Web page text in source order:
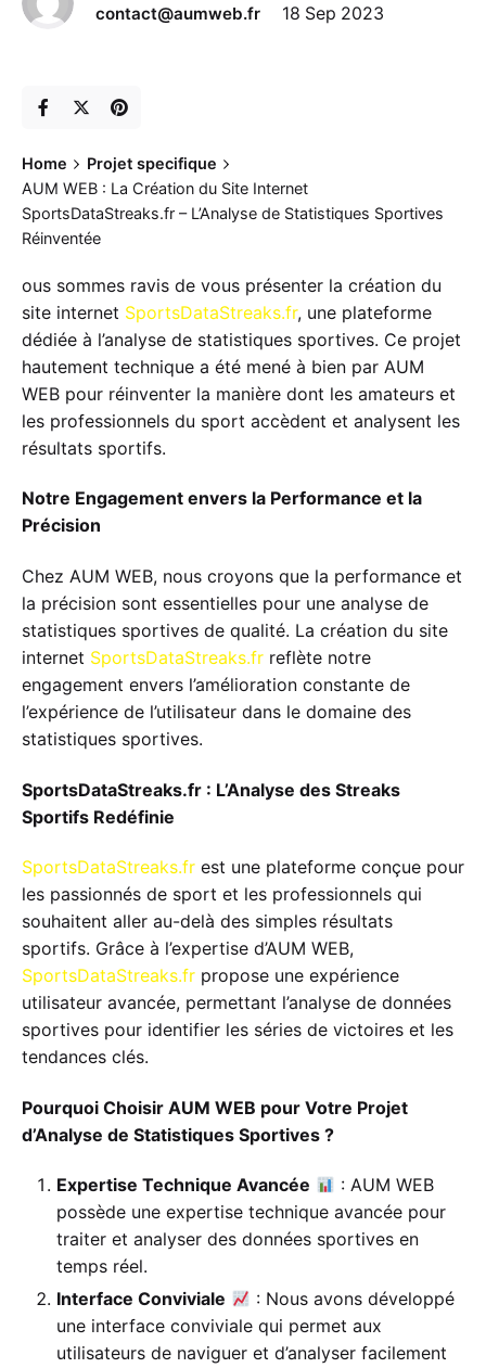
contact@aumweb.fr 18 Sep 2023
Home
Projet specifique
AUM WEB : La Création du Site Internet
SportsDataStreaks.fr – L’Analyse de Statistiques Sportives
Réinventée
ous sommes ravis de vous présenter la création du
site internet SportsDataStreaks.fr, une plateforme
dédiée à l’analyse de statistiques sportives. Ce projet
hautement technique a été mené à bien par AUM
WEB pour réinventer la manière dont les amateurs et
les professionnels du sport accèdent et analysent les
résultats sportifs.
Notre Engagement envers la Performance et la
Précision
Chez AUM WEB, nous croyons que la performance et
la précision sont essentielles pour une analyse de
statistiques sportives de qualité. La création du site
internet SportsDataStreaks.fr reflète notre
engagement envers l’amélioration constante de
l’expérience de l’utilisateur dans le domaine des
statistiques sportives.
SportsDataStreaks.fr : L’Analyse des Streaks
Sportifs Redéfinie
SportsDataStreaks.fr est une plateforme conçue pour
les passionnés de sport et les professionnels qui
souhaitent aller au-delà des simples résultats
sportifs. Grâce à l’expertise d’AUM WEB,
SportsDataStreaks.fr propose une expérience
utilisateur avancée, permettant l’analyse de données
sportives pour identifier les séries de victoires et les
tendances clés.
Pourquoi Choisir AUM WEB pour Votre Projet
d’Analyse de Statistiques Sportives ?
Expertise Technique Avancée
: AUM WEB
possède une expertise technique avancée pour
traiter et analyser des données sportives en
temps réel.
Interface Conviviale
: Nous avons développé
une interface conviviale qui permet aux
utilisateurs de naviguer et d’analyser facilement